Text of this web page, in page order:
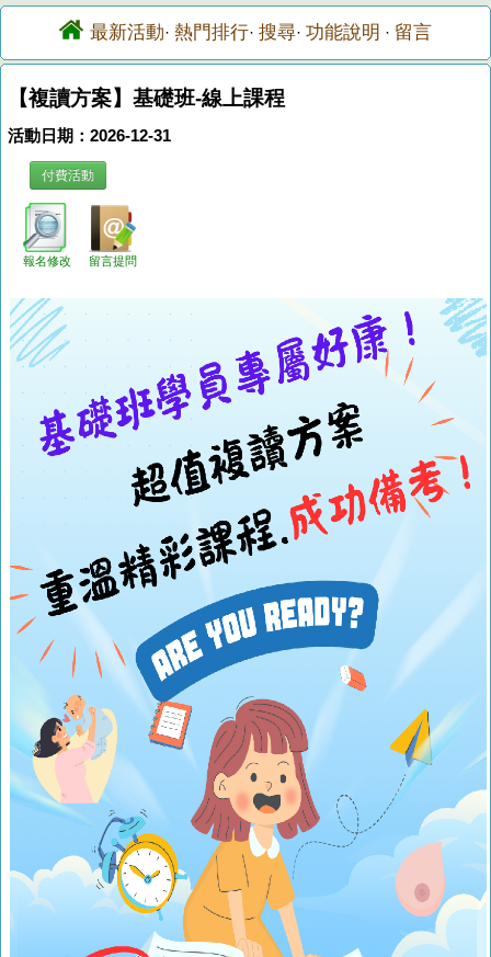
最新活動· 熱門排行· 搜尋· 功能說明 · 留言
【複讀方案】基礎班-線上課程
活動日期：2026-12-31
付費活動
報名修改 留言提問